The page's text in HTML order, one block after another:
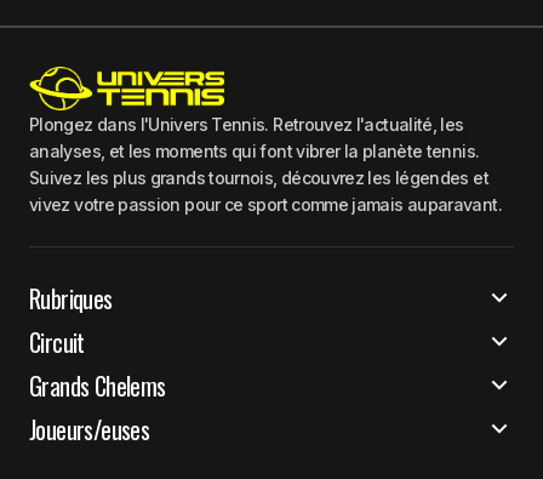
Plongez dans l'Univers Tennis. Retrouvez l'actualité, les
analyses, et les moments qui font vibrer la planète tennis.
Suivez les plus grands tournois, découvrez les légendes et
vivez votre passion pour ce sport comme jamais auparavant.
Rubriques
Circuit
Grands Chelems
Joueurs/euses